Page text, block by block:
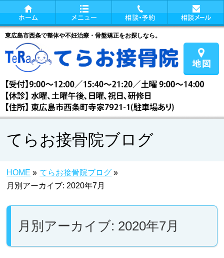
東広島市西条で整体や不妊治療・骨盤矯正をお探しなら。
てらお接骨院ブログ
HOME » てらお接骨院ブログ »
月別アーカイブ: 2020年7月
月別アーカイブ: 2020年7月